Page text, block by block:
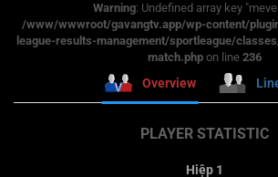
Warning: Undefined array key
/www/wwwroot/gavangtv.app/wp-content/
league-results-management/sportleague/
match.phpon line 236
Overview
PLAYER STATISTIC
Hiệp 1